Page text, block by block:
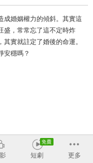
成婚姻權力的傾斜。其實這
盛，常常忘了這不定時炸
實就註定了婚後的命運。
安穩嗎？
短劇 更多